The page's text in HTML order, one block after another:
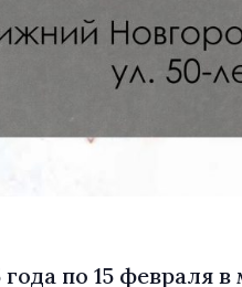
года по 15